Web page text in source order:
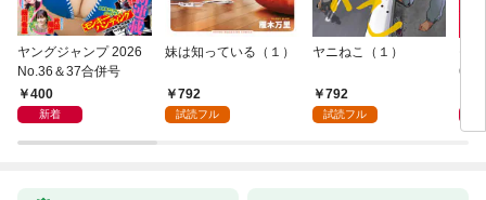
ヤングジャンプ 2026
No.36＆37合併号
400
新着
妹は知っている（１）
792
試読フル
ヤニねこ（１）
792
試読フル
6・